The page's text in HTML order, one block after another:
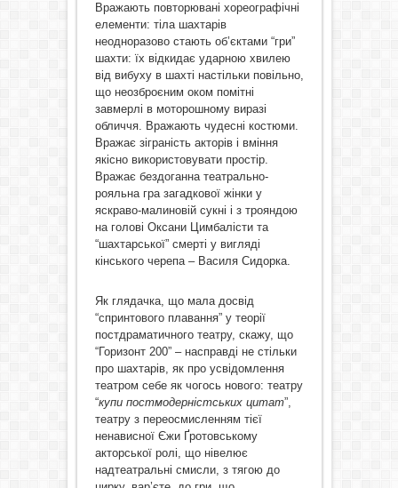
Вражають повторювані хореографічні
елементи: тіла шахтарів
неодноразово стають об’єктами “гри”
шахти: їх відкидає ударною хвилею
від вибуху в шахті настільки повільно,
що неозброєним оком помітні
завмерлі в моторошному виразі
обличчя. Вражають чудесні костюми.
Вражає зіграність акторів і вміння
якісно використовувати простір.
Вражає бездоганна театрально-
рояльна гра загадкової жінки у
яскраво-малиновій сукні і з трояндою
на голові Оксани Цимбалісти та
“шахтарської” смерті у вигляді
кінського черепа – Василя Сидорка.
Як глядачка, що мала досвід
“спринтового плавання” у теорії
постдраматичного театру, скажу, що
“Горизонт 200” – насправді не стільки
про шахтарів, як про усвідомлення
театром себе як чогось нового: театру
“купи постмодерністських цитат”,
театру з переосмисленням тієї
ненависної Єжи Ґротовському
акторської ролі, що нівелює
надтеатральні смисли, з тягою до